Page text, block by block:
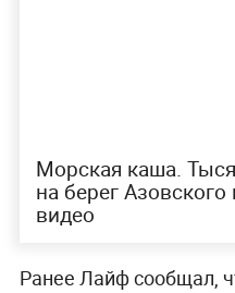
Морская каша.
на берег
видео
Ранее Лайф сообщал,